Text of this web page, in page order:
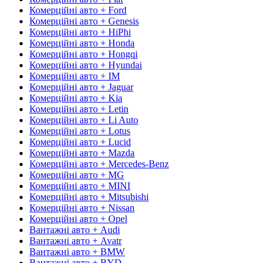
Комерційні авто + Ford
Комерційні авто + Genesis
Комерційні авто + HiPhi
Комерційні авто + Honda
Комерційні авто + Hongqi
Комерційні авто + Hyundai
Комерційні авто + IM
Комерційні авто + Jaguar
Комерційні авто + Kia
Комерційні авто + Letin
Комерційні авто + Li Auto
Комерційні авто + Lotus
Комерційні авто + Lucid
Комерційні авто + Mazda
Комерційні авто + Mercedes-Benz
Комерційні авто + MG
Комерційні авто + MINI
Комерційні авто + Mitsubishi
Комерційні авто + Nissan
Комерційні авто + Opel
Вантажні авто + Audi
Вантажні авто + Avatr
Вантажні авто + BMW